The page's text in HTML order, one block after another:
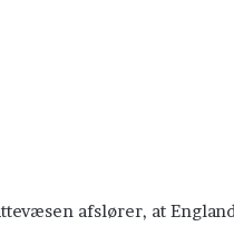
afslører, at